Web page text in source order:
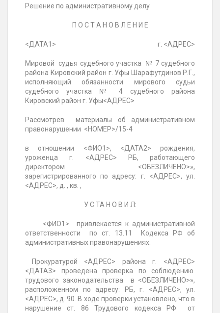
Решение по административному делу
П О С Т А Н О В Л Е Н И Е
<ДАТА1> г. <АДРЕС>
Мировой судья судебного участка № 7 судебного
района Кировский район г. Уфы Шарафутдинов Р.Г.,
исполняющий обязанности мирового судьи
судебного участка № 4 судебного района
Кировский район г. Уфы<АДРЕС>
Рассмотрев материалы об административном
правонарушении <НОМЕР>/15-4
в отношении <ФИО1>, <ДАТА2> рождения,
уроженца г. <АДРЕС> РБ, работающего
директором <ОБЕЗЛИЧЕНО>»,
зарегистрированного по адресу: г. <АДРЕС>, ул.
<АДРЕС>, д. , кв. ,
У С ТА Н О В И Л:
<ФИО1> привлекается к административной
ответственности по ст. 13.11 Кодекса РФ об
административных правонарушениях.
Прокуратурой <АДРЕС> района г. <АДРЕС>
<ДАТА3> проведена проверка по соблюдению
трудового законодательства в <ОБЕЗЛИЧЕНО>»,
расположенном по адресу: РБ, г. <АДРЕС>, ул.
<АДРЕС>, д. 90. В ходе проверки установлено, что в
нарушение ст. 86 Трудового кодекса РФ от